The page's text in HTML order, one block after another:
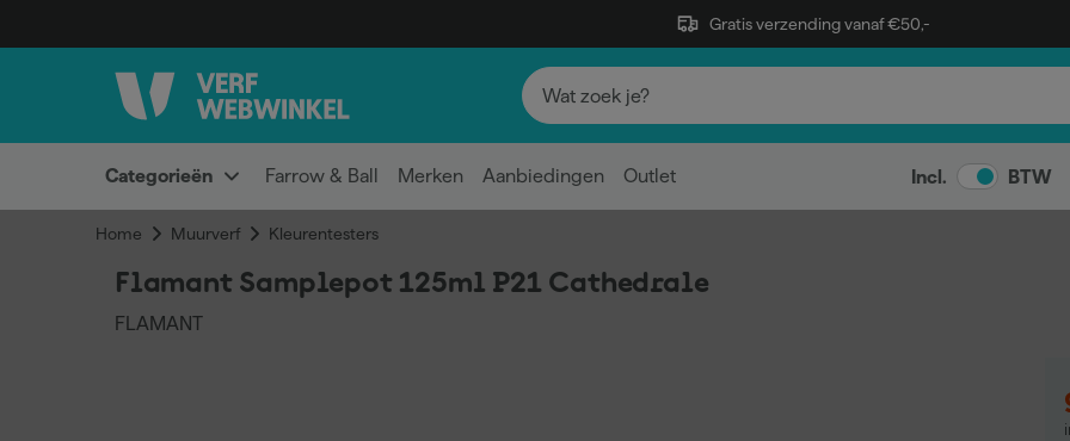
Gratis verzending vanaf €50,-
Categorieën Farrow & Ball Merken Aanbiedingen Outlet Incl. BTW
Home Muurverf Kleurentesters
Flamant Samplepot 125ml P21 Cathedrale
FLAMANT